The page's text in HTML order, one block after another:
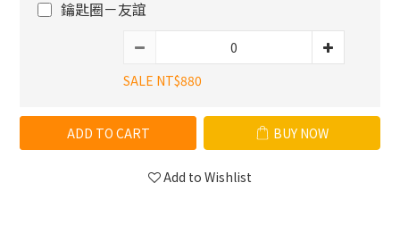
鑰匙圈－友誼
SALE NT$880
ADD TO CART BUY NOW
Add to Wishlist